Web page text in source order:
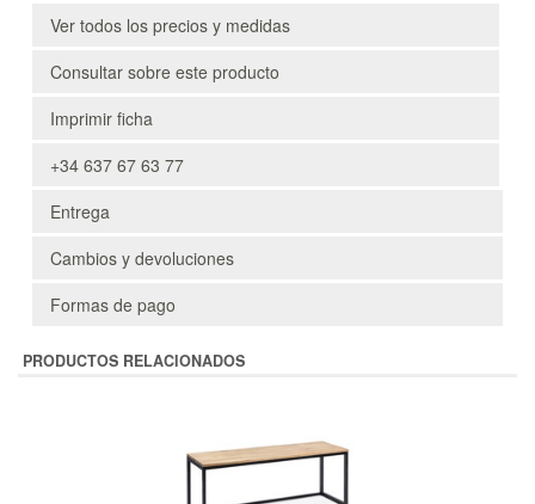
Ver todos los precios y medidas
Consultar sobre este producto
Imprimir ficha
+34 637 67 63 77
Entrega
Cambios y devoluciones
Formas de pago
PRODUCTOS RELACIONADOS